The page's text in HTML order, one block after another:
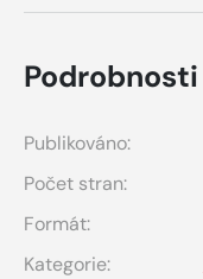
Podrobnosti
Publikováno:
Počet stran:
Formát:
Kategorie: